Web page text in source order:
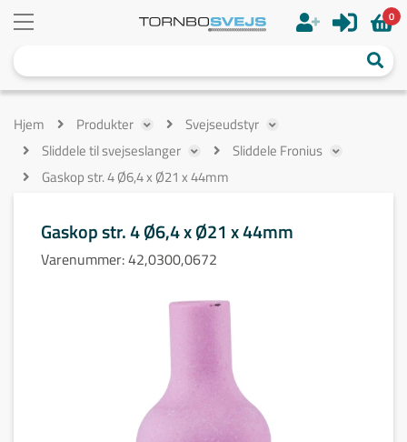
0
Hjem Produkter
Svejseudstyr
Sliddele til svejseslanger
Sliddele Fronius
Gaskop str. 4 Ø6,4 x Ø21 x 44mm
Gaskop str. 4 Ø6,4 x Ø21 x 44mm
Varenummer:42,0300,0672